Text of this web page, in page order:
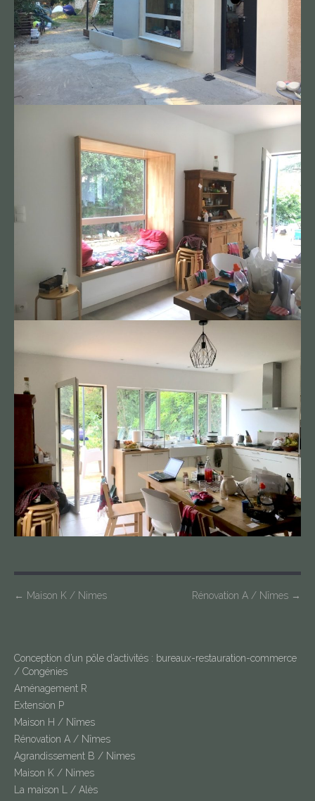
P
t
n
a
v
i
g
a
t
← Maison K / Nimes Rénovation A / Nîmes →
Conception d’un pôle d’activités : bureaux-restauration-commerce
/ Congénies
Aménagement R
Extension P
Maison H / Nîmes
Rénovation A / Nîmes
Agrandissement B / Nimes
Maison K / Nimes
La maison L / Alès